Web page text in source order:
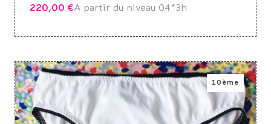
220,00 €A partir du niveau 04*3h
10ème